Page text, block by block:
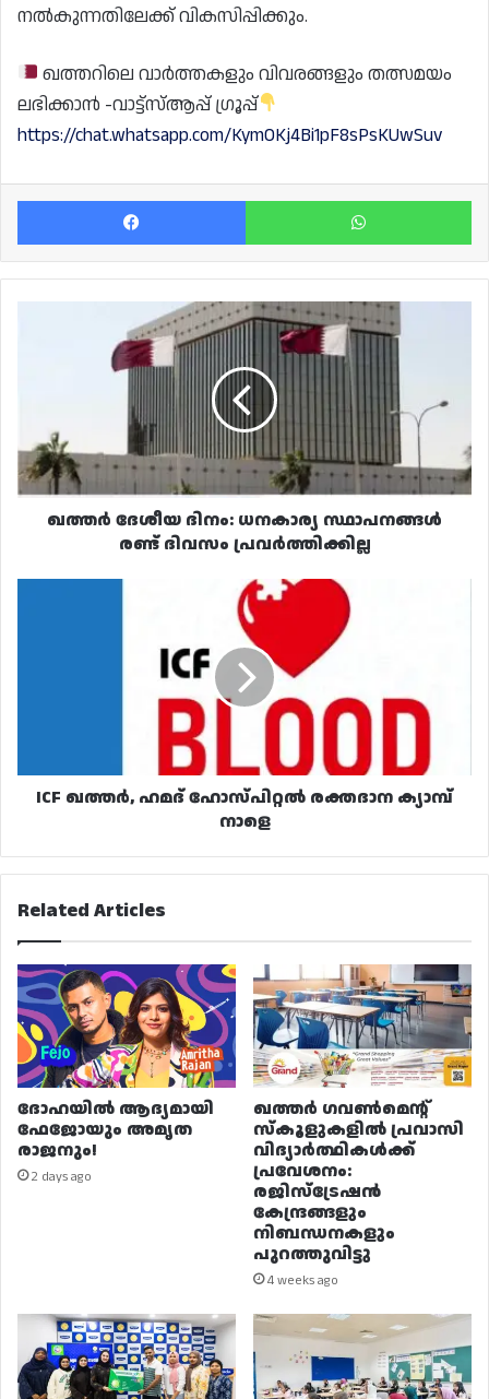
നൽകുന്നതിലേക്ക് വികസിപ്പിക്കും.
ഖത്തറിലെ വാർത്തകളും വിവരങ്ങളും തത്സമയം
ലഭിക്കാൻ -വാട്ട്സ്ആപ്പ് ഗ്രൂപ്പ്
https://chat.whatsapp.com/KymOKj4Bi1pF8sPsKUwSuv
Facebook
ദിവസം
പ്രവർത്തിക്കില്ല
ഖത്തർ ദേശീയ ദിനം: ധനകാര്യ സ്ഥാപനങ്ങൾ
രണ്ട് ദിവസം പ്രവർത്തിക്കില്ല
ICF ഖത്തർ, ഹമദ് ഹോസ്പിറ്റൽ രക്തദാന ക്യാമ്പ്
നാളെ
Related Articles
ദോഹയിൽ ആദ്യമായി
ഫേജോയും അമൃത
രാജനും!
2 days ago
ഖത്തർ ഗവൺമെന്റ്
സ്കൂളുകളിൽ പ്രവാസി
വിദ്യാർത്ഥികൾക്ക്
പ്രവേശനം:
രജിസ്ട്രേഷൻ
കേന്ദ്രങ്ങളും
നിബന്ധനകളും
പുറത്തുവിട്ടു
4 weeks ago